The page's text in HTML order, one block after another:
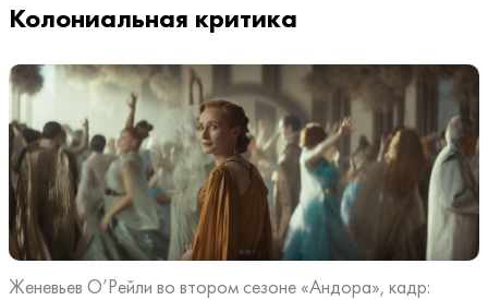
Колониальная критика
Женевьев О’Рейли во втором сезоне «Андора», кадр: